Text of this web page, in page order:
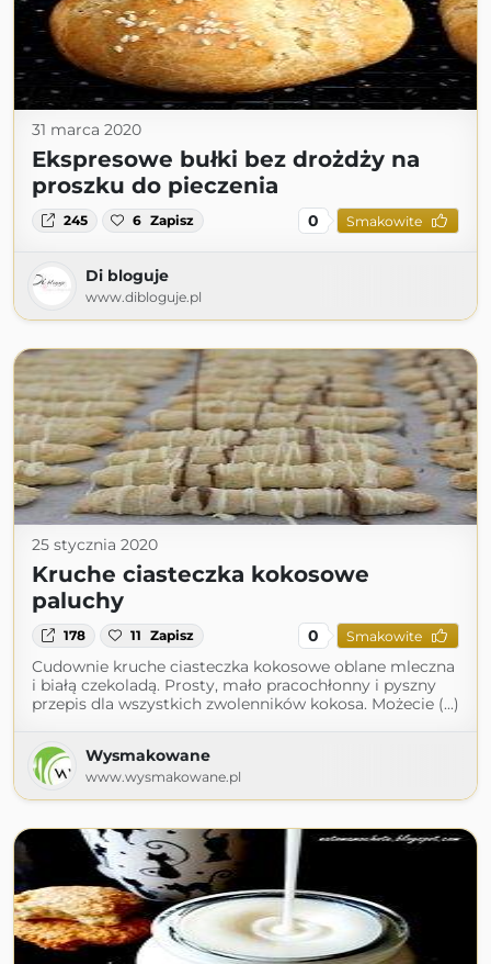
31 marca 2020
Ekspresowe bułki bez drożdży na
proszku do pieczenia
245 6 Zapisz 0 Smakowite
Di bloguje
www.dibloguje.pl
25 stycznia 2020
Kruche ciasteczka kokosowe
paluchy
178 11 Zapisz 0 Smakowite
Cudownie kruche ciasteczka kokosowe oblane mleczna
i białą czekoladą. Prosty, mało pracochłonny i pyszny
przepis dla wszystkich zwolenników kokosa. Możecie (...)
Wysmakowane
www.wysmakowane.pl